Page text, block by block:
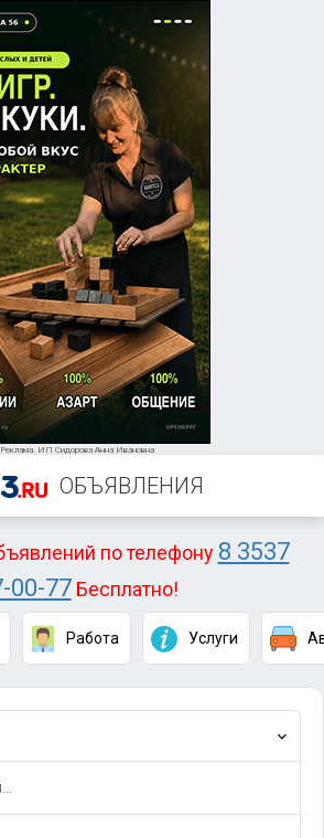
Реклама. ИП Сидорова Анна Ивановна
ОБЪЯВЛЕНИЯ
по телефону 8 3537
00-77Бесплатно!
Работа Услуги